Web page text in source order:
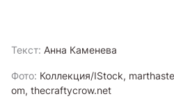
Текст: Анна Каменева
Фото: Коллекция/IStock,
om, thecraftycrow.net